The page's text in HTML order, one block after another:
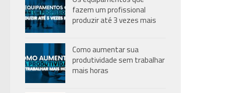
fazem um profissional
produzir até 3 vezes mais
Como aumentar sua
produtividade sem trabalhar
mais horas